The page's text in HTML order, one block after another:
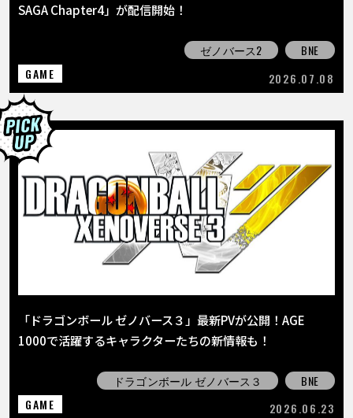
SAGA Chapter4」が配信開始！
ゼノバース2
BNE
GAME
2026.07.08
「ドラゴンボール ゼノバース３」最新PVが公開！AGE
1000で活躍するキャラクターたちの新情報も！
ドラゴンボール ゼノバース３
BNE
GAME
2026.06.23